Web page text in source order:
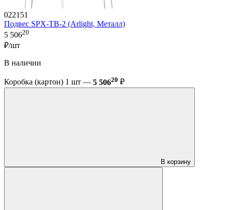
022151
Подвес SPX-TB-2 (Arlight, Металл)
5 50620
₽/шт
В наличии
Коробка (картон) 1 шт — 5 50620 ₽
В корзину